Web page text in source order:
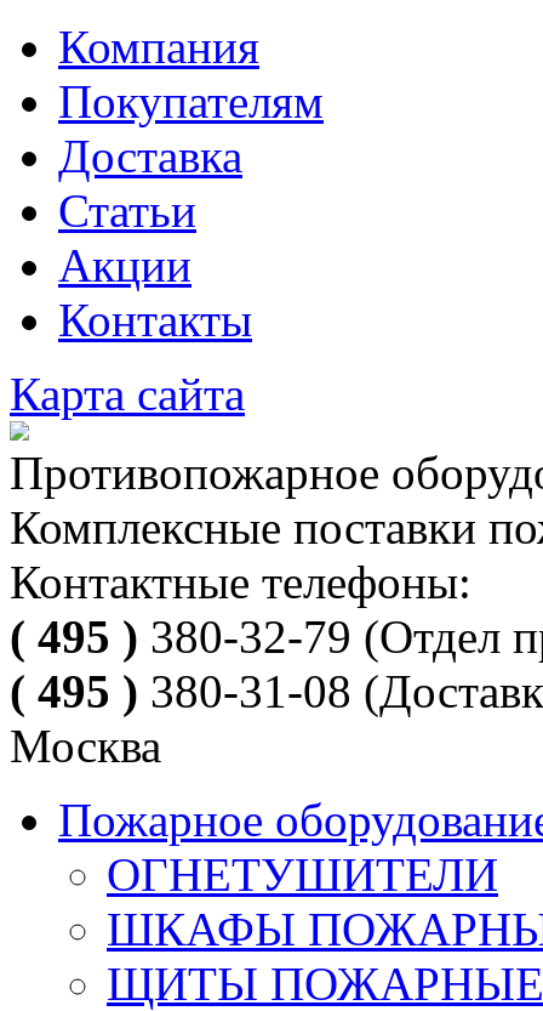
Компания
Покупателям
Доставка
Статьи
Акции
Контакты
Карта сайта
Противопожарное
Комплексные поставки
Контактные телефоны:
( 495 ) 380-32-79 (Отдел
( 495 ) 380-31-08
Москва
Пожарное
ОГНЕТУШИТЕЛИ
ШКАФЫ
ЩИТЫ ПОЖАРНЫЕ